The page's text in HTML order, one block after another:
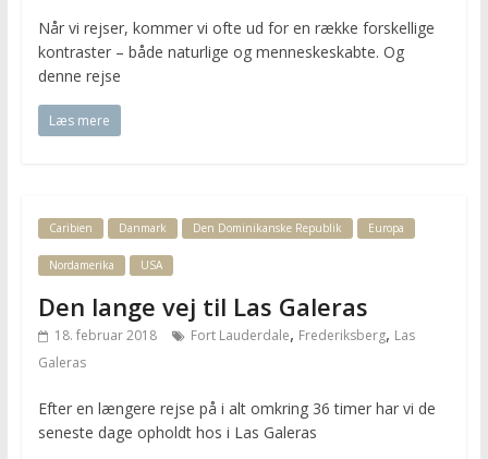
Når vi rejser, kommer vi ofte ud for en række forskellige
kontraster – både naturlige og menneskeskabte. Og
denne rejse
Læs mere
Caribien Danmark Den Dominikanske Republik Europa
Nordamerika USA
Den lange vej til Las Galeras
18. februar 2018 Fort Lauderdale, Frederiksberg, Las
Galeras
Efter en længere rejse på i alt omkring 36 timer har vi de
seneste dage opholdt hos i Las Galeras